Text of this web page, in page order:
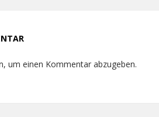
um einen Kommentar abzugeben.